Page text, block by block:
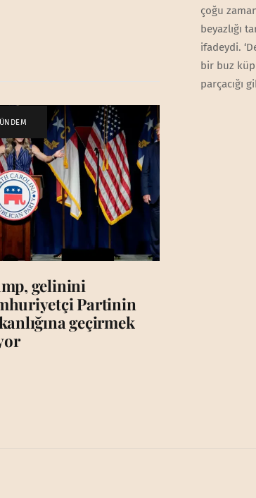
gelinini
Partinin
geçirmek
çoğu
beyazlığı
ifadeydi.
bir buz
parçacığı